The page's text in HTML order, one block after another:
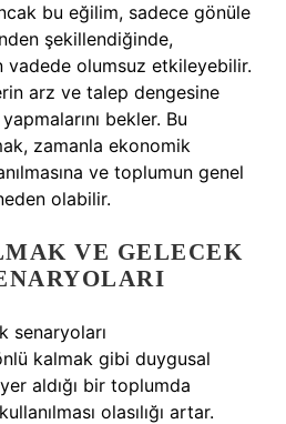
bu eğilim, sadece gönüle
şekillendiğinde,
vadede olumsuz etkileyebilir.
arz ve talep dengesine
bekler. Bu
zamanla ekonomik
ve toplumun genel
olabilir.
VE GELECEK
senaryoları
kalmak gibi duygusal
aldığı bir toplumda
olasılığı artar.